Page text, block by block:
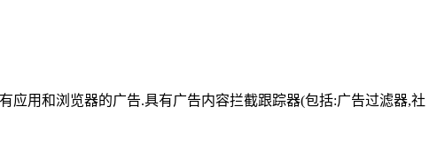
应用和浏览器的广告.具有广告内容拦截跟踪器(包括:广告过滤器,社